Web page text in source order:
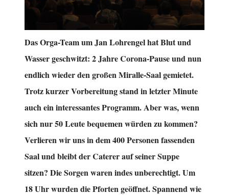
Das Orga-Team um Jan Lohrengel hat Blut und
Wasser geschwitzt: 2 Jahre Corona-Pause und nun
endlich wieder den großen Miralle-Saal gemietet.
Trotz kurzer Vorbereitung stand in letzter Minute
auch ein interessantes Programm. Aber was, wenn
sich nur 50 Leute bequemen würden zu kommen?
Verlieren wir uns in dem 400 Personen fassenden
Saal und bleibt der Caterer auf seiner Suppe
sitzen? Die Sorgen waren indes unberechtigt. Um
18 Uhr wurden die Pforten geöffnet. Spannend wie